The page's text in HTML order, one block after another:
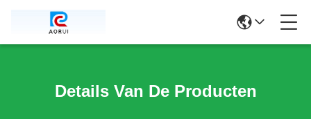
Details Van De Producten